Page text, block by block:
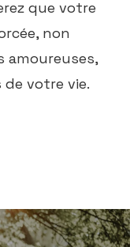
que votre
non
amoureuses,
votre vie.